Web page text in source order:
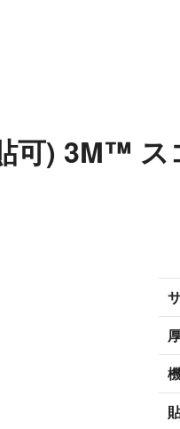
可) 3M™